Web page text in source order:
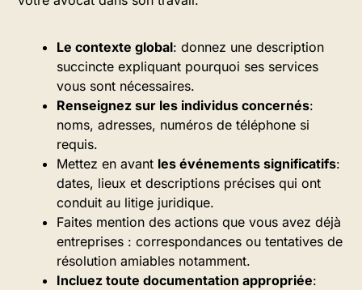
Le contexte global: donnez une description
succincte expliquant pourquoi ses services
vous sont nécessaires.
Renseignez sur les individus concernés:
noms, adresses, numéros de téléphone si
requis.
Mettez en avant les événements significatifs:
dates, lieux et descriptions précises qui ont
conduit au litige juridique.
Faites mention des actions que vous avez déjà
entreprises : correspondances ou tentatives de
résolution amiables notamment.
Incluez toute documentation appropriée: